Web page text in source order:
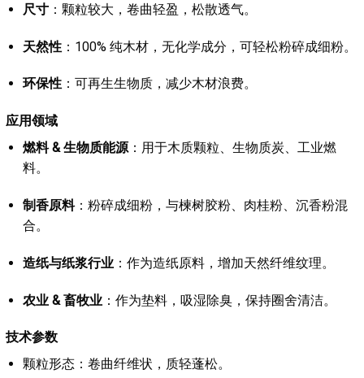
尺寸：颗粒较大，卷曲轻盈，松散透气。
天然性：100% 纯木材，无化学成分，可轻松粉碎成细粉。
环保性：可再生生物质，减少木材浪费。
应用领域
燃料 & 生物质能源：用于木质颗粒、生物质炭、工业燃
料。
制香原料：粉碎成细粉，与楝树胶粉、肉桂粉、沉香粉混
合。
造纸与纸浆行业：作为造纸原料，增加天然纤维纹理。
农业 & 畜牧业：作为垫料，吸湿除臭，保持圈舍清洁。
技术参数
颗粒形态：卷曲纤维状，质轻蓬松。